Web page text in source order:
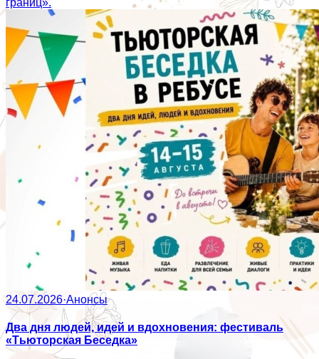
24.07.2026·Анонсы
Два дня людей, идей и вдохновения: фестиваль
«Тьюторская Беседка»